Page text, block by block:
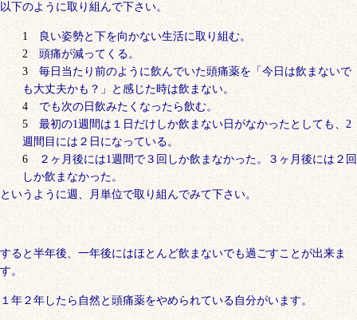
以下のように取り組んで下さい。
良い姿勢と下を向かない生活に取り組む。
頭痛が減ってくる。
毎日当たり前のように飲んでいた頭痛薬を「今日は飲まないで
も大丈夫かも？」と感じた時は飲まない。
でも次の日飲みたくなったら飲む。
最初の1週間は１日だけしか飲まない日がなかったとしても、2
週間目には２日になっている。
２ヶ月後には1週間で３回しか飲まなかった。３ヶ月後には２回
しか飲まなかった。
というように週、月単位で取り組んでみて下さい。
すると半年後、一年後にはほとんど飲まないでも過ごすことが出来ま
す。
１年２年したら自然と頭痛薬をやめられている自分がいます。